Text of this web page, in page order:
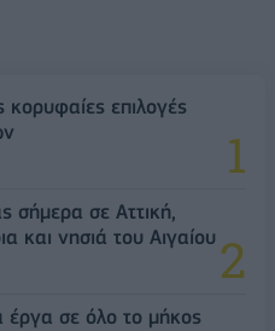
επιλογές
σήμερα σε Αττική,
και νησιά του Αιγαίου
σε όλο το μήκος